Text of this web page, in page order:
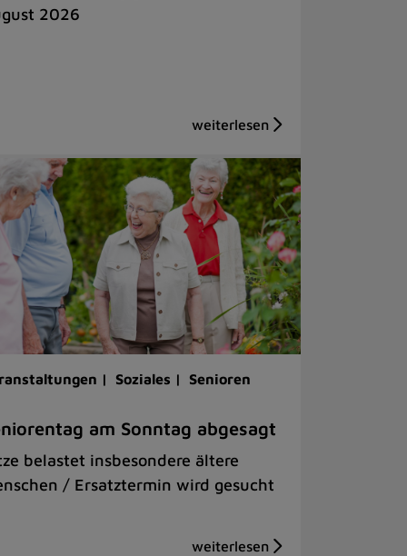
2026
| Soziales | Senioren
am Sonntag abgesagt
belastet insbesondere ältere
/ Ersatztermin wird gesucht